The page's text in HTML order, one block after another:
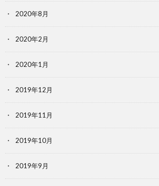
2020年8月
2020年2月
2020年1月
2019年12月
2019年11月
2019年10月
2019年9月